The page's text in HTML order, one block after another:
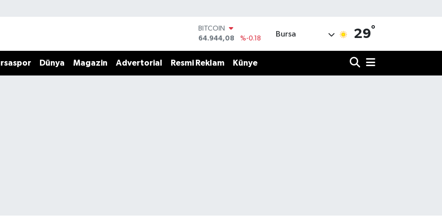
BITCOIN
64.944,08
%-0.18
47,7436
%0.18
Bursa 29°
Dünya Magazin Advertorial Resmi Reklam Künye